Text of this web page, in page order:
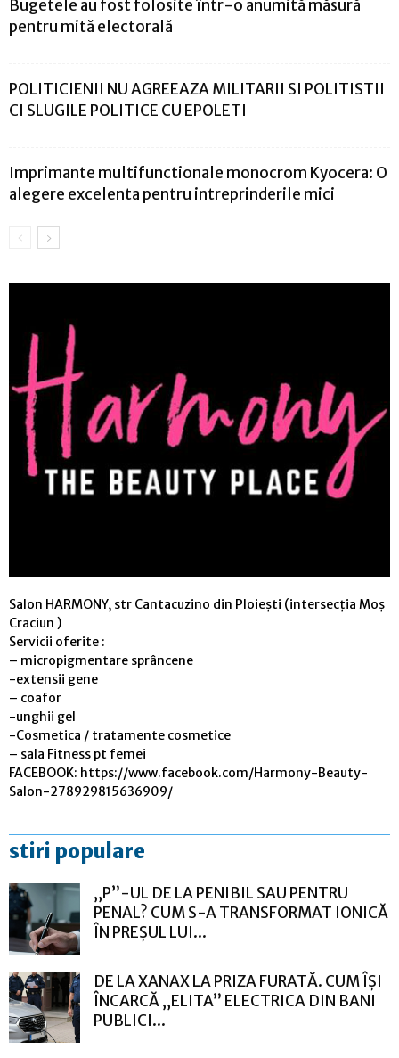
Bugetele au fost folosite într-o anumită măsură
pentru mită electorală
POLITICIENII NU AGREEAZA MILITARII SI POLITISTII
CI SLUGILE POLITICE CU EPOLETI
Imprimante multifunctionale monocrom Kyocera: O
alegere excelenta pentru intreprinderile mici
Salon HARMONY, str Cantacuzino din Ploiești (intersecția Moș
Craciun )
Servicii oferite :
– micropigmentare sprâncene
-extensii gene
– coafor
-unghii gel
-Cosmetica / tratamente cosmetice
– sala Fitness pt femei
FACEBOOK: https://www.facebook.com/Harmony-Beauty-
Salon-278929815636909/
stiri populare
„P”-UL DE LA PENIBIL SAU PENTRU
PENAL? CUM S-A TRANSFORMAT IONICĂ
ÎN PREȘUL LUI...
DE LA XANAX LA PRIZA FURATĂ. CUM ÎȘI
ÎNCARCĂ „ELITA” ELECTRICA DIN BANI
PUBLICI...